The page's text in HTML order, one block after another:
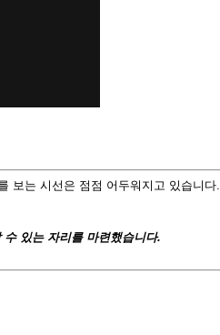
보는 시선은 점점 어두워지고 있습니다.
있는 자리를 마련했습니다.